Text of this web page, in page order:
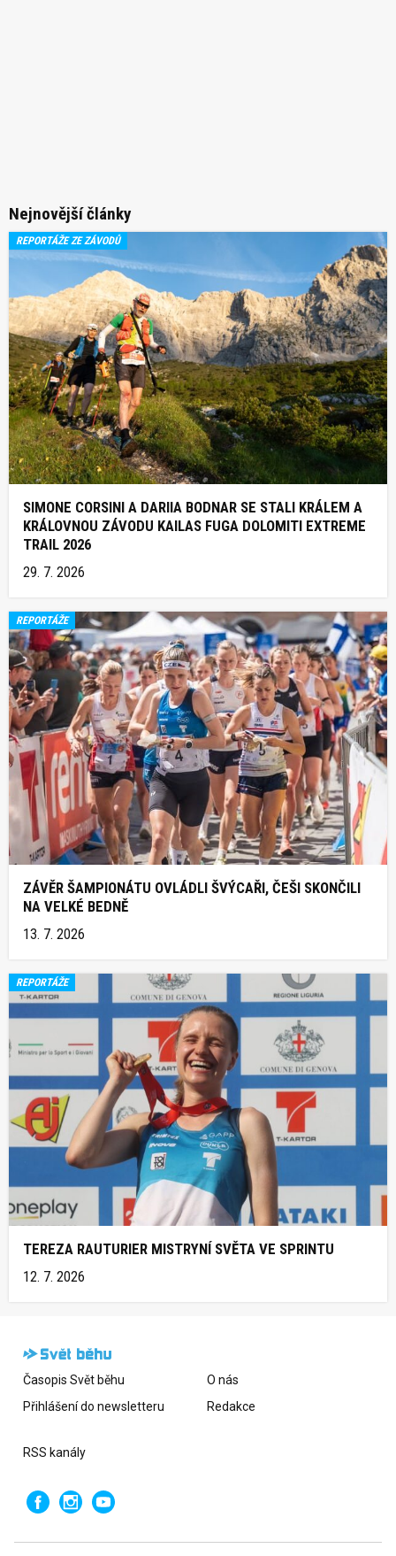
Nejnovější články
REPORTÁŽE ZE ZÁVODŮ
SIMONE CORSINI A DARIIA BODNAR SE STALI KRÁLEM A
KRÁLOVNOU ZÁVODU KAILAS FUGA DOLOMITI EXTREME
TRAIL 2026
29. 7. 2026
REPORTÁŽE
ZÁVĚR ŠAMPIONÁTU OVLÁDLI ŠVÝCAŘI, ČEŠI SKONČILI
NA VELKÉ BEDNĚ
13. 7. 2026
REPORTÁŽE
TEREZA RAUTURIER MISTRYNÍ SVĚTA VE SPRINTU
12. 7. 2026
Časopis Svět běhu
Přihlášení do newsletteru
O nás
Redakce
RSS kanály